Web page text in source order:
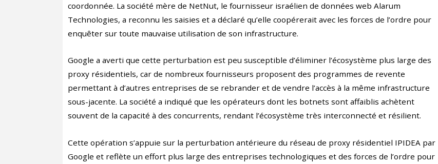
coordonnée. La société mère de NetNut, le fournisseur israélien de données web Alarum
Technologies, a reconnu les saisies et a déclaré qu’elle coopérerait avec les forces de l’ordre pour
enquêter sur toute mauvaise utilisation de son infrastructure.
Google a averti que cette perturbation est peu susceptible d’éliminer l’écosystème plus large des
proxy résidentiels, car de nombreux fournisseurs proposent des programmes de revente
permettant à d’autres entreprises de se rebrander et de vendre l’accès à la même infrastructure
sous-jacente. La société a indiqué que les opérateurs dont les botnets sont affaiblis achètent
souvent de la capacité à des concurrents, rendant l’écosystème très interconnecté et résilient.
Cette opération s’appuie sur la perturbation antérieure du réseau de proxy résidentiel IPIDEA par
Google et reflète un effort plus large des entreprises technologiques et des forces de l’ordre pour